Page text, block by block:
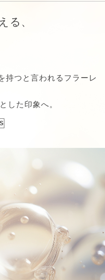
る、
持つと言われるフラーレ
した印象へ。